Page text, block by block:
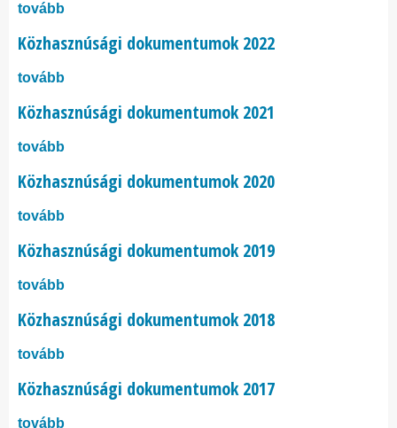
tovább
Közhasznúsági dokumentumok 2022
tovább
Közhasznúsági dokumentumok 2021
tovább
Közhasznúsági dokumentumok 2020
tovább
Közhasznúsági dokumentumok 2019
tovább
Közhasznúsági dokumentumok 2018
tovább
Közhasznúsági dokumentumok 2017
tovább